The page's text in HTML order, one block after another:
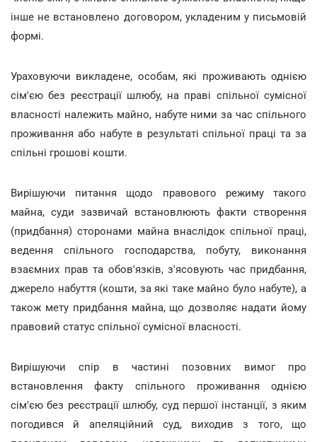
інше не встановлено договором, укладеним у письмовій
формі.
Ураховуючи викладене, особам, які проживають однією
сім'єю без реєстрації шлюбу, на праві спільної сумісної
власності належить майно, набуте ними за час спільного
проживання або набуте в результаті спільної праці та за
спільні грошові кошти.
Вирішуючи питання щодо правового режиму такого
майна, суди зазвичай встановлюють факти створення
(придбання) сторонами майна внаслідок спільної праці,
ведення спільного господарства, побуту, виконання
взаємних прав та обов'язків, з'ясовують час придбання,
джерело набуття (кошти, за які таке майно було набуте), а
також мету придбання майна, що дозволяє надати йому
правовий статус спільної сумісної власності.
Вирішуючи спір в частині позовних вимог про
встановлення факту спільного проживання однією
сім'єю без реєстрації шлюбу, суд першої інстанції, з яким
погодився й апеляційний суд, виходив з того, що